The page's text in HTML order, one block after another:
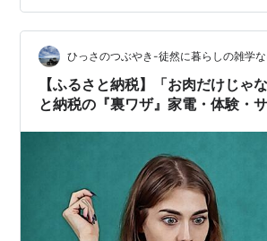
ふるさと納税は魅力的な制度として継
度改正やトレンドも常に変化していま
情報を交えながら、ふるさと納税の仕
でを徹底解説します！ ◯ふるさと…
ひっさのつぶやき-徒然に暮らしの雑学
【ふるさと納税】「お肉だけじゃ
と納税の『裏ワザ』家電・体験・